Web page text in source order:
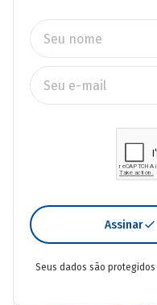
Assinar
Seus dados são